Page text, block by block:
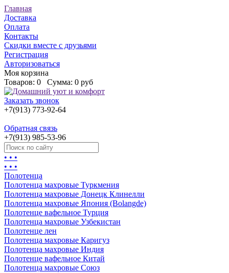
Главная
Доставка
Оплата
Контакты
Скидки вместе с друзьями
Регистрация
Авторизоваться
Моя корзина
Товаров: 0 Сумма: 0 руб
Заказать звонок
+7(913) 773-92-64
Обратная связь
+7(913) 985-53-96
• • •
• • •
Полотенца
Полотенца махровые Туркмения
Полотенца махровые Донецк Клинелли
Полотенца махровые Япония (Bolangde)
Полотенце вафельное Турция
Полотенца махровые Узбекистан
Полотенце лен
Полотенца махровые Каригуз
Полотенца махровые Индия
Полотенце вафельное Китай
Полотенца махровые Союз